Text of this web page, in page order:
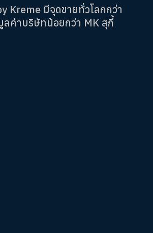
Kreme มีจุดขายทั่วโลกกว่า
ค่าบริษัทน้อยกว่า MK สุกี้